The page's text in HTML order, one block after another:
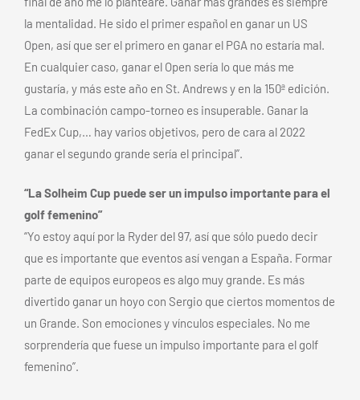
la mentalidad. He sido el primer español en ganar un US
Open, así que ser el primero en ganar el PGA no estaría mal.
En cualquier caso, ganar el Open sería lo que más me
gustaría, y más este año en St. Andrews y en la 150ª edición.
La combinación campo-torneo es insuperable. Ganar la
FedEx Cup,… hay varios objetivos, pero de cara al 2022
ganar el segundo grande sería el principal”.
“La Solheim Cup puede ser un impulso importante para el
golf femenino”
“Yo estoy aquí por la Ryder del 97, así que sólo puedo decir
que es importante que eventos así vengan a España. Formar
parte de equipos europeos es algo muy grande. Es más
divertido ganar un hoyo con Sergio que ciertos momentos de
un Grande. Son emociones y vínculos especiales. No me
sorprendería que fuese un impulso importante para el golf
femenino”.